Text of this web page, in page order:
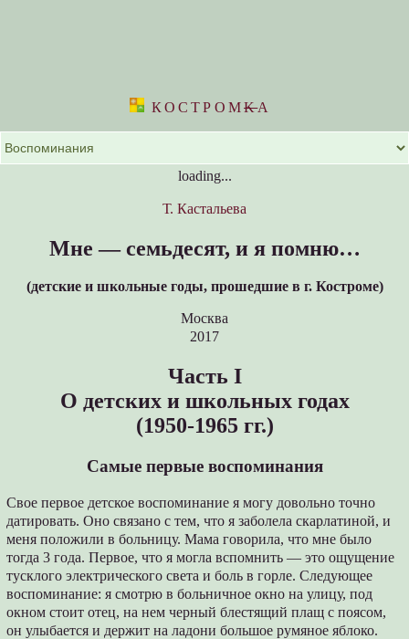
КОСТРОМKА
loading...
Т. Кастальева
Мне ― семьдесят, и я помню…
(детские и школьные годы, прошедшие в г. Костроме)
Москва
2017
Часть I
О детских и школьных годах
(1950-1965 гг.)
Самые первые воспоминания
Свое первое детское воспоминание я могу довольно точно
датировать. Оно связано с тем, что я заболела скарлатиной, и
меня положили в больницу. Мама говорила, что мне было
тогда 3 года. Первое, что я могла вспомнить ― это ощущение
тусклого электрического света и боль в горле. Следующее
воспоминание: я смотрю в больничное окно на улицу, под
окном стоит отец, на нем черный блестящий плащ с поясом,
он улыбается и держит на ладони большое румяное яблоко.